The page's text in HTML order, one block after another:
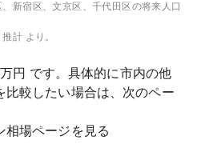
新宿区、文京区、千代田区の将来人口
計 より。
万円 です。具体的に市内の他
比較したい場合は、次のペー
相場ページを見る